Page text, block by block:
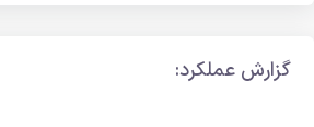
گزارش عملکرد: